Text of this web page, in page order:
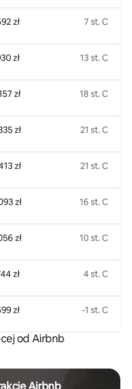
zł
zł
zł
zł
zł
zł
zł
zł
zł
7 st. C
13 st. C
18 st. C
21 st. C
21 st. C
16 st. C
10 st. C
4 st. C
-1 st. C
od Airbnb